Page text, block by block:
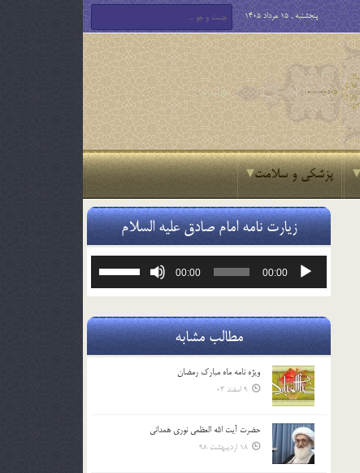
پنجشنبه , 15 مرداد 1405
پزشکی و سلامت
زیارت نامه امام صادق علیه السلام
پخش‌کننده
00:00
00:00
یا
صدا
کلیدهای
مطالب مشابه
ویژه نامه ماه مبارک رمضان
9 اسفند 03
حضرت آیت الله العظمی نوری همدانی
18 اردیبهشت 98